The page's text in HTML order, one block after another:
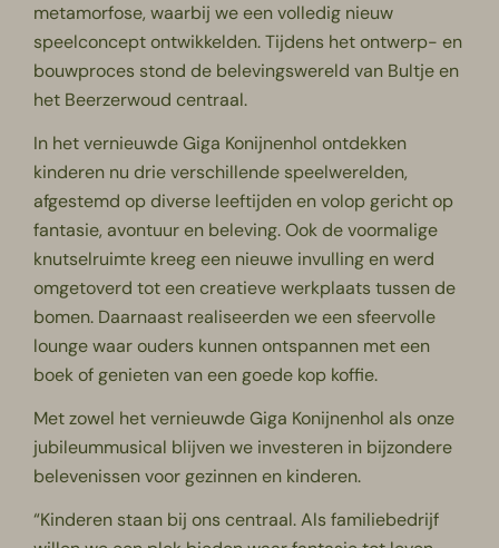
metamorfose, waarbij we een volledig nieuw
speelconcept ontwikkelden. Tijdens het ontwerp- en
bouwproces stond de belevingswereld van Bultje en
het Beerzerwoud centraal.
In het vernieuwde Giga Konijnenhol ontdekken
kinderen nu drie verschillende speelwerelden,
afgestemd op diverse leeftijden en volop gericht op
fantasie, avontuur en beleving. Ook de voormalige
knutselruimte kreeg een nieuwe invulling en werd
omgetoverd tot een creatieve werkplaats tussen de
bomen. Daarnaast realiseerden we een sfeervolle
lounge waar ouders kunnen ontspannen met een
boek of genieten van een goede kop koffie.
Met zowel het vernieuwde Giga Konijnenhol als onze
jubileummusical blijven we investeren in bijzondere
belevenissen voor gezinnen en kinderen.
“Kinderen staan bij ons centraal. Als familiebedrijf